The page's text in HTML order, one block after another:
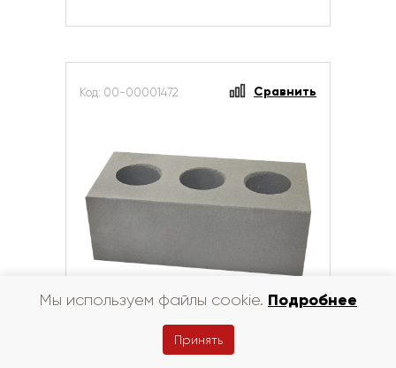
Код: 00-00001472 Сравнить
Кирпич силикатный лицевой Симат
светло-серый 1,4 НФ
Мы используем файлы cookie. Подробнее
Принять